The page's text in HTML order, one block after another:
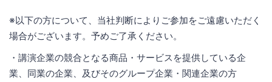
※以下の方について、当社判断によりご参加をご遠慮いただく
場合がございます。予めご了承ください。
・講演企業の競合となる商品・サービスを提供している企
業、同業の企業、及びそのグループ企業・関連企業の方